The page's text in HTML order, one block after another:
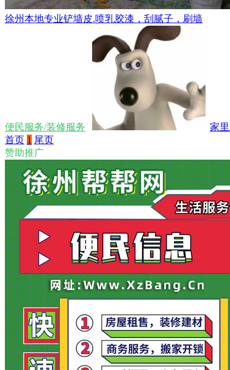
徐州本地专业铲墙皮.喷乳胶漆，刮腻子，刷墙
便民服务/装修服务 家
首页 1 尾页
赞助推广